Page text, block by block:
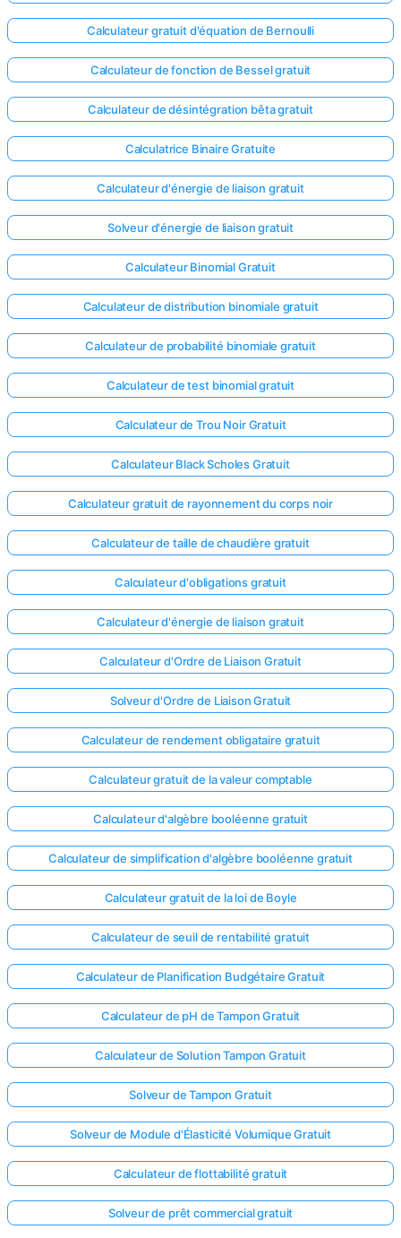
Calculateur gratuit d'équation de Bernoulli
Calculateur de fonction de Bessel gratuit
Calculateur de désintégration bêta gratuit
Calculatrice Binaire Gratuite
Calculateur d'énergie de liaison gratuit
Solveur d'énergie de liaison gratuit
Calculateur Binomial Gratuit
Calculateur de distribution binomiale gratuit
Calculateur de probabilité binomiale gratuit
Calculateur de test binomial gratuit
Calculateur de Trou Noir Gratuit
Calculateur Black Scholes Gratuit
Calculateur gratuit de rayonnement du corps noir
Calculateur de taille de chaudière gratuit
Calculateur d'obligations gratuit
Calculateur d'énergie de liaison gratuit
Calculateur d'Ordre de Liaison Gratuit
Solveur d'Ordre de Liaison Gratuit
Calculateur de rendement obligataire gratuit
Calculateur gratuit de la valeur comptable
Calculateur d'algèbre booléenne gratuit
Calculateur de simplification d'algèbre booléenne gratuit
Calculateur gratuit de la loi de Boyle
Calculateur de seuil de rentabilité gratuit
Calculateur de Planification Budgétaire Gratuit
Calculateur de pH de Tampon Gratuit
Calculateur de Solution Tampon Gratuit
Solveur de Tampon Gratuit
Solveur de Module d'Élasticité Volumique Gratuit
Calculateur de flottabilité gratuit
Solveur de prêt commercial gratuit